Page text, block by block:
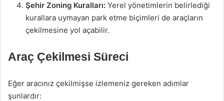
Şehir Zoning Kuralları: Yerel yönetimlerin belirlediği
kurallara uymayan park etme biçimleri de araçların
çekilmesine yol açabilir.
Araç Çekilmesi Süreci
Eğer aracınız çekilmişse izlemeniz gereken adımlar
şunlardır: